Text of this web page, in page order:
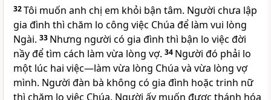
32Tôi muốn anh chị em khỏi bận tâm. Người chưa lập
gia đình thì chăm lo công việc Chúa để làm vui lòng
Ngài. 33 Nhưng người có gia đình thì bận lo việc đời
nầy để tìm cách làm vừa lòng vợ. 34 Người đó phải lo
một lúc hai việc—làm vừa lòng Chúa và vừa lòng vợ
mình. Người đàn bà không có gia đình hoặc trinh nữ
thì chăm lo việc Chúa. Người ấy muốn được thánh hóa